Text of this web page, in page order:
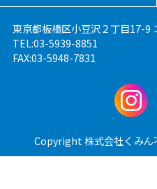
東京都板橋区小豆沢２丁目17-9
TEL:03-5939-8851
FAX:03-5948-7831
Copyright 株式会社くみ